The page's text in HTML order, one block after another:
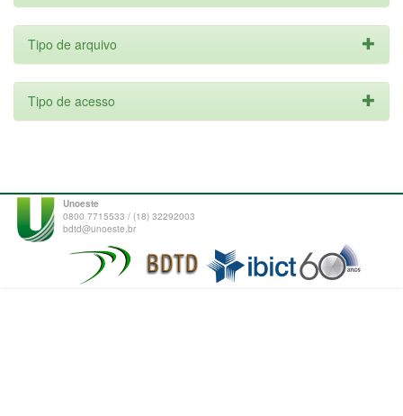
Tipo de arquivo
Tipo de acesso
Unoeste
0800 7715533 / (18) 32292003
bdtd@unoeste.br